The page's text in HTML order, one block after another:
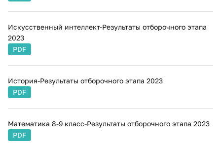
Искусственный интеллект-Результаты отборочного этапа
2023
PDF
История-Результаты отборочного этапа 2023
PDF
Математика 8-9 класс-Результаты отборочного этапа 2023
PDF